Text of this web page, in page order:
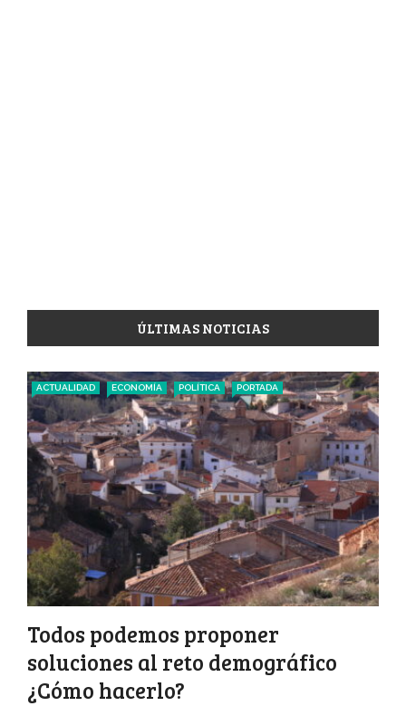
ÚLTIMAS NOTICIAS
ACTUALIDAD ECONOMÍA POLÍTICA PORTADA
Todos podemos proponer
soluciones al reto demográfico
¿Cómo hacerlo?